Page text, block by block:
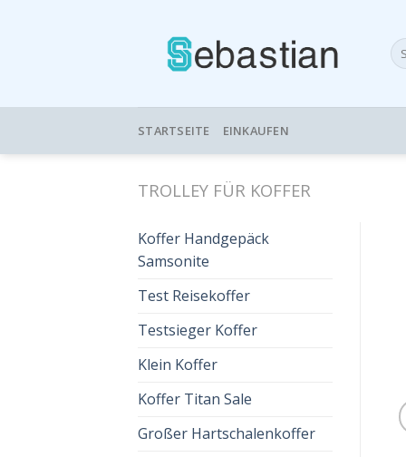
STARTSEITE EINKAUFEN
TROLLEY FÜR KOFFER
Koffer Handgepäck
Samsonite
Test Reisekoffer
Testsieger Koffer
Klein Koffer
Koffer Titan Sale
Großer Hartschalenkoffer